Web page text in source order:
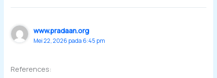
www.pradaan.org
Mei 22, 2026 pada 6:45 pm
References: